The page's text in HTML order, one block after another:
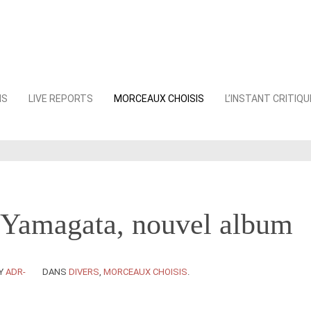
LIVE REPORTS MORCEAUX CHOISIS L’INSTANT
nouvel album
ADR- DANS DIVERS MORCEAUX CHOISIS